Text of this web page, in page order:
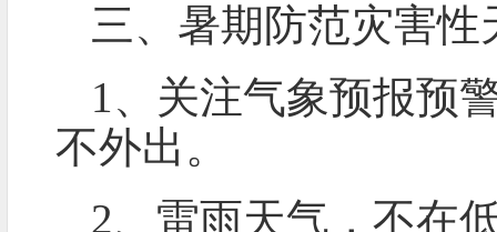
三、暑期防范灾害性
1、关注气象预报预
不外出。
2、雷雨天气，不在